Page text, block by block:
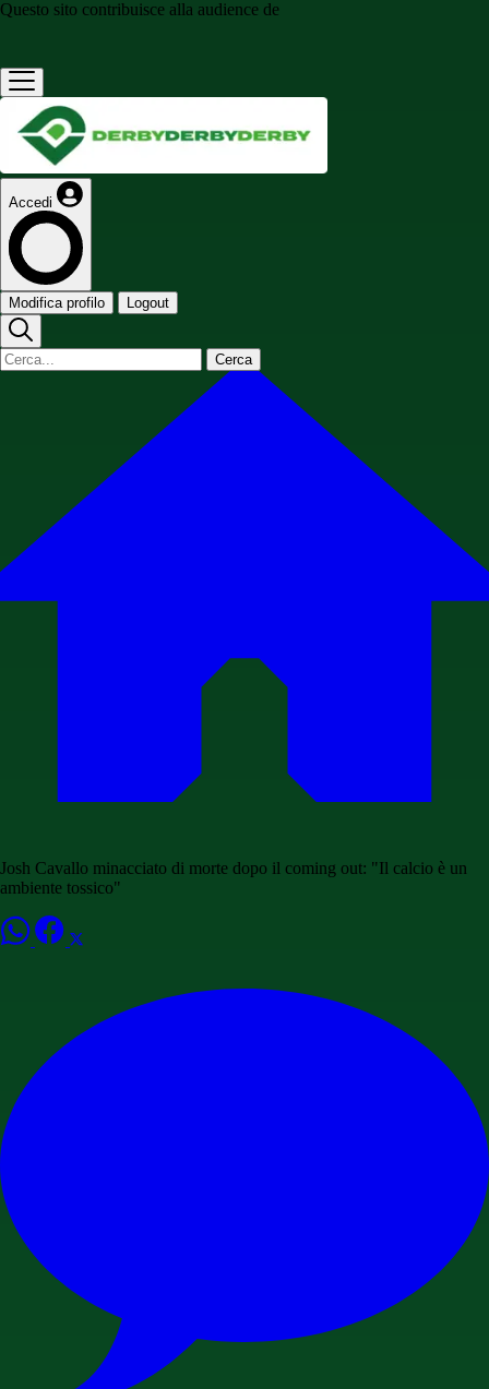
Questo sito contribuisce alla audience de
Accedi
Modifica profilo Logout
Cerca
Josh Cavallo minacciato di morte dopo il coming out: "Il calcio è un
ambiente tossico"